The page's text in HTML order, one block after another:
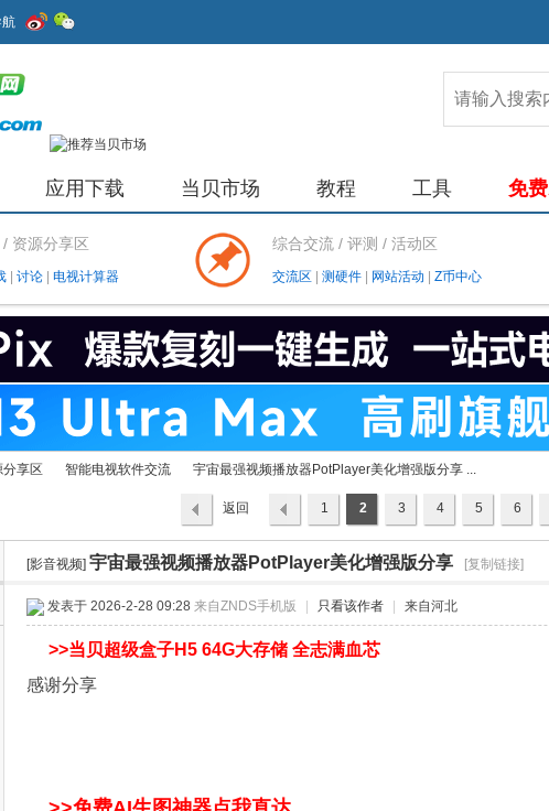
航
应用下载 当贝市场 教程 工具 免
资源分享区
讨论 电视计算器
综合交流 / 评测 / 活动区
交流区 测硬件 网站活动 Z币中心
享区
›
智能电视软件交流
›
宇宙最强视频播放器PotPlayer美化增强版分享 ...
1 2 3 4 5 6
返回
列表
[影音视频] 宇宙最强视频播放器PotPlayer美化增强版分享 [复制链接]
发表于 2026-2-28 09:28 来自ZNDS手机版 只看该作者 来自河北
>>当贝超级盒子H5 64G大存储 全志满血芯
感谢分享